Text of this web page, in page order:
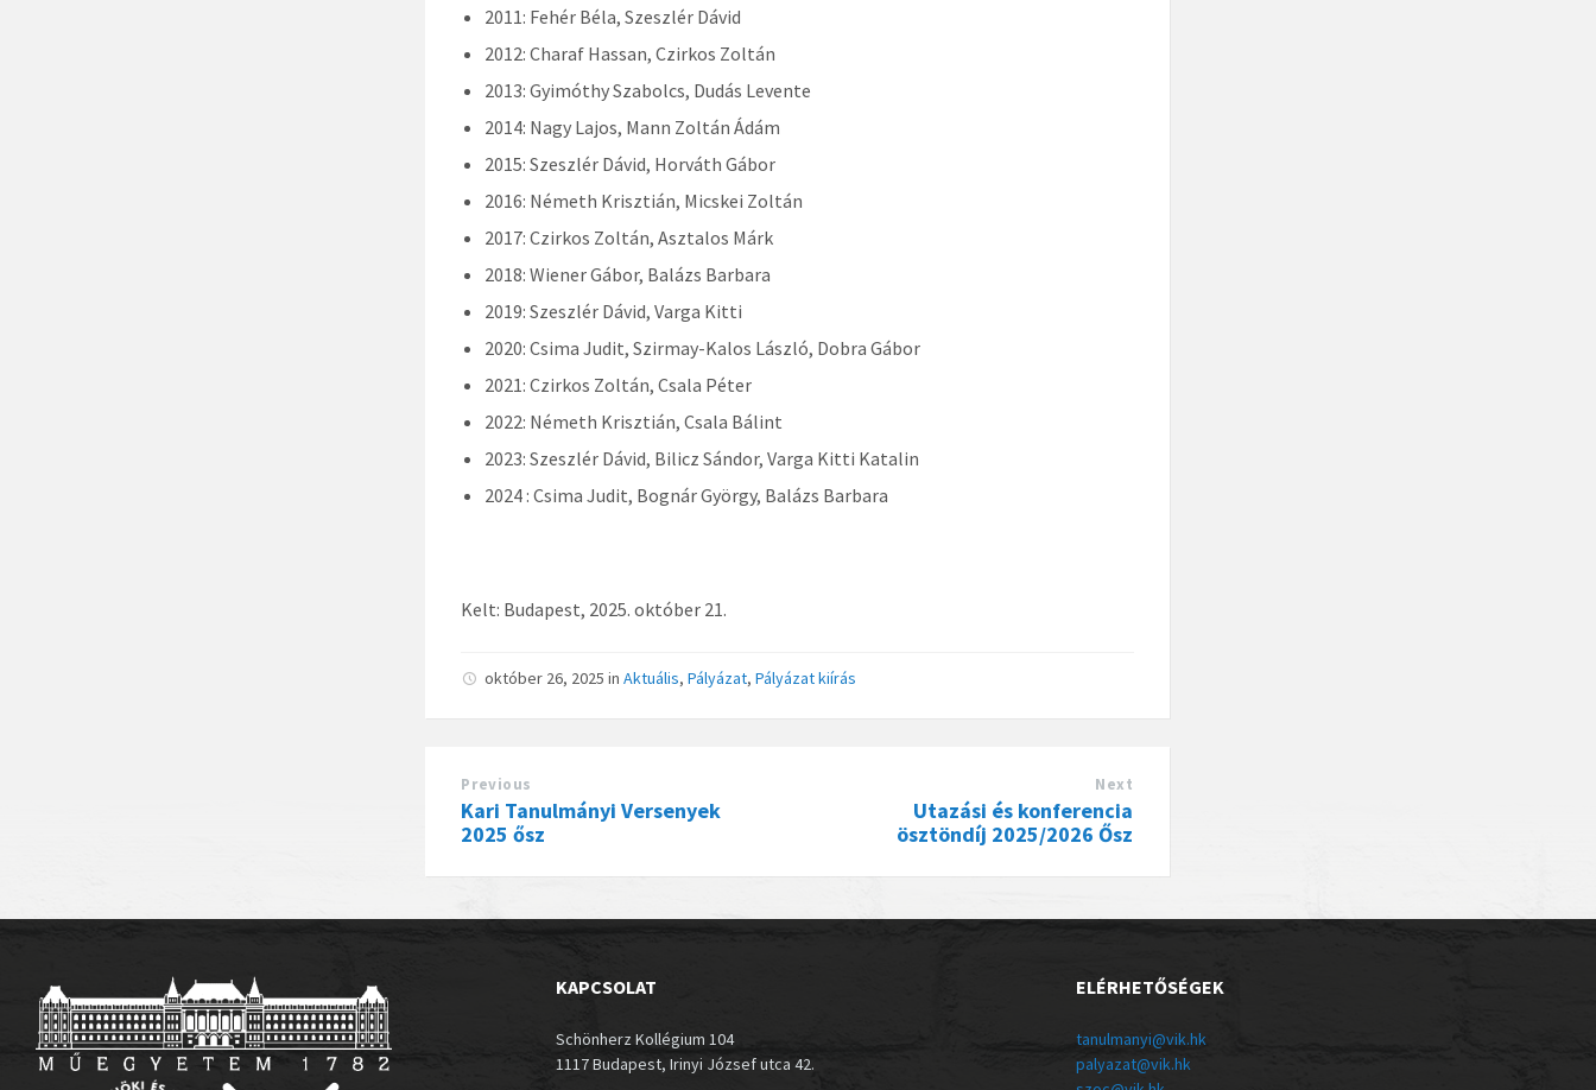
2011: Fehér Béla, Szeszlér Dávid
2012: Charaf Hassan, Czirkos Zoltán
2013: Gyimóthy Szabolcs, Dudás Levente
2014: Nagy Lajos, Mann Zoltán Ádám
2015: Szeszlér Dávid, Horváth Gábor
2016: Németh Krisztián, Micskei Zoltán
2017: Czirkos Zoltán, Asztalos Márk
2018: Wiener Gábor, Balázs Barbara
2019: Szeszlér Dávid, Varga Kitti
2020: Csima Judit, Szirmay-Kalos László, Dobra Gábor
2021: Czirkos Zoltán, Csala Péter
2022: Németh Krisztián, Csala Bálint
2023: Szeszlér Dávid, Bilicz Sándor, Varga Kitti Katalin
2024 : Csima Judit, Bognár György, Balázs Barbara
Kelt: Budapest, 2025. október 21.
október 26, 2025inAktuális,Pályázat,Pályázat kiírás
Previous
Kari Tanulmányi Versenyek
2025 ősz
Next
Utazási és konferencia
ösztöndíj 2025/2026 Ősz
KAPCSOLAT
Schönherz Kollégium 104
1117 Budapest, Irinyi József utca 42.
ELÉRHETŐSÉGEK
tanulmanyi@vik.hk
palyazat@vik.hk